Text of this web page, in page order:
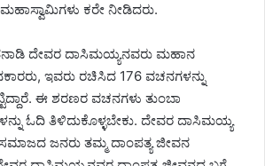
ಕರೇ ನೀಡಿದರು.
ದೇವರ ದಾಸಿಮಯ್ಯನವರು ಮಹಾನ
ಇವರು ರಚಿಸಿದ 176 ವಚನಗಳನ್ನು
ಈ ಶರಣರ ವಚನಗಳು ತುಂಬಾ
ಓದಿ ತಿಳಿದುಕೊಳ್ಳಬೇಕು. ದೇವರ ದಾಸಿಮಯ್ಯ
ಜನರು ತಮ್ಮ ದಾಂಪತ್ಯ ಜೀವನ